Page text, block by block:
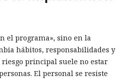
el programa», sino en la
hábitos, responsabilidades y
riesgo principal suele no estar
El personal se resiste